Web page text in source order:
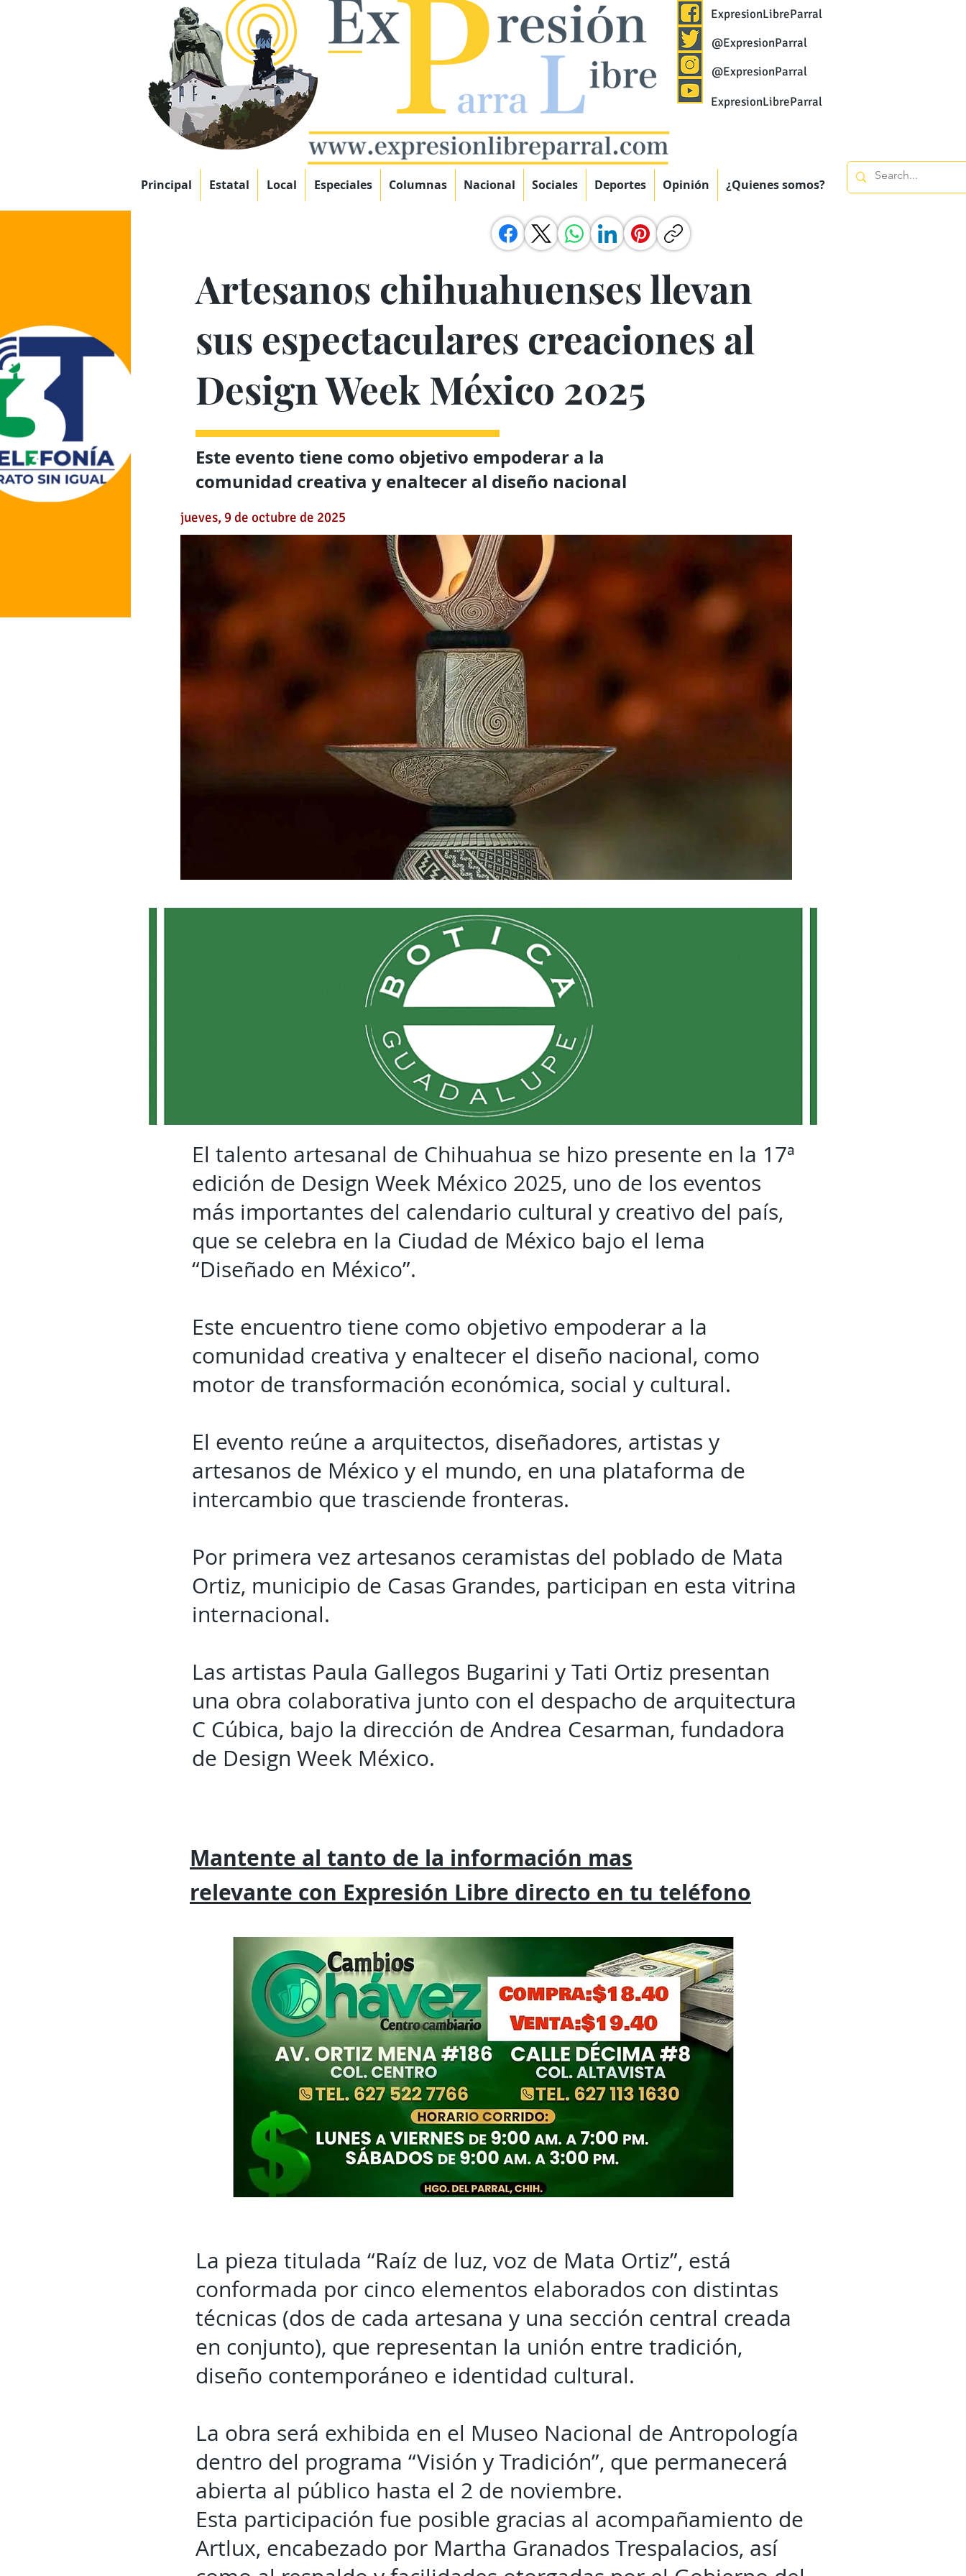
ExpresionLibreParral
@ExpresionParral
@ExpresionParral
ExpresionLibreParral
Principal Estatal Local Especiales Columnas Nacional Sociales Deportes Opinión ¿Quienes somos?
Artesanos chihuahuenses llevan
sus espectaculares creaciones al
Design Week México 2025
Este evento tiene como objetivo empoderar a la
comunidad creativa y enaltecer al diseño nacional
jueves, 9 de octubre de 2025
El talento artesanal de Chihuahua se hizo presente en la 17ª
edición de Design Week México 2025, uno de los eventos
más importantes del calendario cultural y creativo del país,
que se celebra en la Ciudad de México bajo el lema
“Diseñado en México”.
Este encuentro tiene como objetivo empoderar a la
comunidad creativa y enaltecer el diseño nacional, como
motor de transformación económica, social y cultural.
El evento reúne a arquitectos, diseñadores, artistas y
artesanos de México y el mundo, en una plataforma de
intercambio que trasciende fronteras.
Por primera vez artesanos ceramistas del poblado de Mata
Ortiz, municipio de Casas Grandes, participan en esta vitrina
internacional.
Las artistas Paula Gallegos Bugarini y Tati Ortiz presentan
una obra colaborativa junto con el despacho de arquitectura
C Cúbica, bajo la dirección de Andrea Cesarman, fundadora
de Design Week México.
Mantente al tanto de la información mas
relevante con Expresión Libre directo en tu teléfono
La pieza titulada “Raíz de luz, voz de Mata Ortiz”, está
conformada por cinco elementos elaborados con distintas
técnicas (dos de cada artesana y una sección central creada
en conjunto), que representan la unión entre tradición,
diseño contemporáneo e identidad cultural.
La obra será exhibida en el Museo Nacional de Antropología
dentro del programa “Visión y Tradición”, que permanecerá
abierta al público hasta el 2 de noviembre.
Esta participación fue posible gracias al acompañamiento de
Artlux, encabezado por Martha Granados Trespalacios, así